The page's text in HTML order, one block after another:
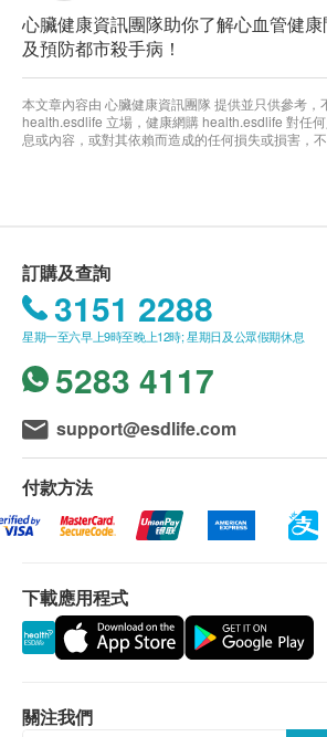
心臟健康資訊團隊助你了解心血管健
及預防都市殺手病！
本文章內容由 心臟健康資訊團隊 提供並只供參考，
health.esdlife 立場，健康網購 health.esdlife 對任
息或內容，或對其依賴而造成的任何損失或損害，不
訂購及查詢
3151 2288
星期一至六早上9時至晚上12時; 星期日及公眾假期休息
5283 4117
support@esdlife.com
付款方法
下載應用程式
關注我們